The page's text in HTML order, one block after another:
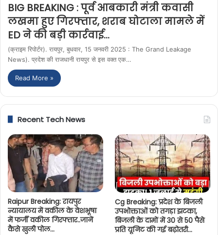
BIG BREAKING : पूर्व आबकारी मंत्री कवासी
लखमा हुए गिरफ्तार, शराब घोटाला मामले में
ED ने की बड़ी कार्रवाई…
(क्राइम रिपोर्टर). रायपुर, बुधवार, 15 जनवरी 2025 : The Grand Leakage
News). प्रदेश की राजधानी रायपुर से इस वक्त एक…
Read More »
Recent Tech News
Raipur Breaking: रायपुर
न्यायालय में वकील के वेशभूषा
में फर्जी वकील गिरफ्तार..जानें
कैसे खुली पोल…
Cg Breaking: प्रदेश के बिजली
उपभोक्ताओं को तगड़ा झटका,
बिजली के दामों में 30 से 50 पैसे
प्रति यूनिट की गई बढ़ोतरी…